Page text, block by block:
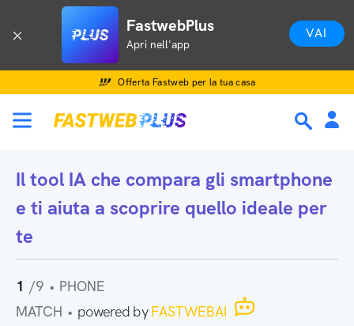
FastwebPlus
Apri nell'app
VAI
Offerta Fastweb per la tua casa
Il tool IA che compara gli smartphone
e ti aiuta a scoprire quello ideale per
te
1 /9 • PHONE
MATCH • powered byFASTWEBAI